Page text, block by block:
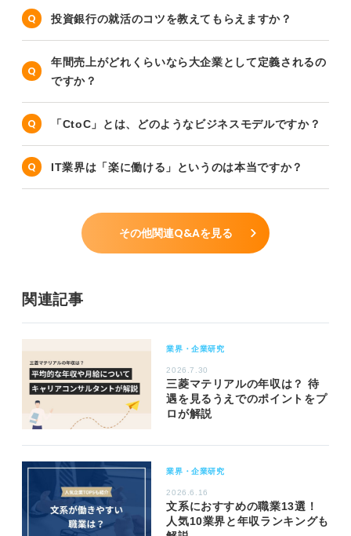
投資銀行の就活のコツを教えてもらえますか？
年間売上がどれくらいなら大企業として定義されるの
ですか？
「CtoC」とは、どのようなビジネスモデルですか？
IT業界は「楽に働ける」というのは本当ですか？
その他関連Q&Aを見る
関連記事
業界・企業研究
2026.7.30
三菱マテリアルの年収は？ 待
遇を見るうえでのポイントをプ
ロが解説
業界・企業研究
2026.6.16
文系におすすめの職業13選！
人気10業界と年収ランキングも